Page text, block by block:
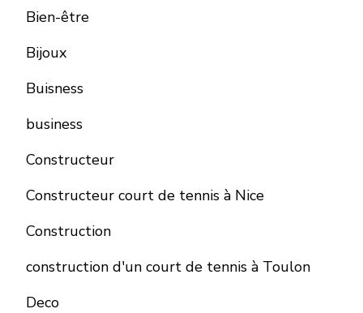
Bien-être
Bijoux
Buisness
business
Constructeur
Constructeur court de tennis à Nice
Construction
construction d'un court de tennis à Toulon
Deco